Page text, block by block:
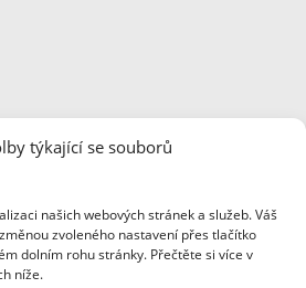
týkající se souborů
našich webových stránek a služeb. Váš
zvoleného nastavení přes tlačítko
dolním rohu stránky. Přečtěte si více v
níže.
centrum je finančně podpořeno
z dotačního Programu podpory a
dobrovolnických center a Pardubickým